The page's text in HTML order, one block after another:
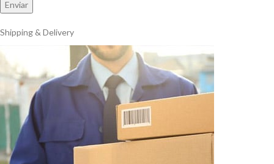
Shipping & Delivery